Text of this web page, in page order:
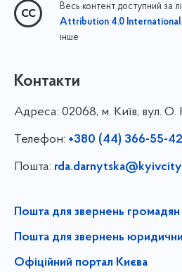
Весь контент доступний за
Attribution 4.0 International
інше
Контакти
Адреса: 02068, м. Київ, вул. О.
Телефон: +380 (44) 366-55-42
Пошта:
Пошта для звернень громадян
Пошта для звернень
Офіційний портал Києва